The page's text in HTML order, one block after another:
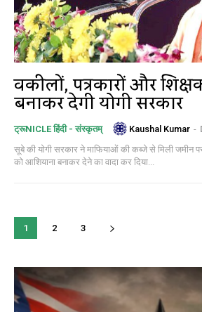
वकीलों, पत्रकारों और
बनाकर देगी योगी सरकार
ट्रूNICLE हिंदी - संस्कृतम् Kaushal Kumar -
सूबे की योगी सरकार ने माफियाओं की कब्जे से मिली जमीन
को आशियाना बनाकर देने का वादा कर दिया...
1 2 3